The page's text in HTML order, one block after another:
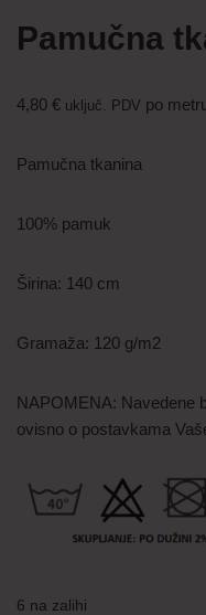
Pamučna
4,80 € uključ. PDV po
Pamučna tkanina
100% pamuk
Širina: 140 cm
Gramaža: 120 g/m2
NAPOMENA: Navedene
ovisno o postavkama
6 na zalihi